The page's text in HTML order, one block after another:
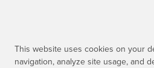
This website uses cookies on your
navigation, analyze site usage, and